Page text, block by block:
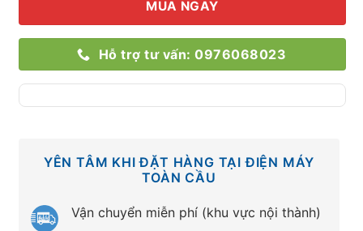
MUA NGAY
Hỗ trợ tư vấn: 0976068023
YÊN TÂM KHI ĐẶT HÀNG TẠI ĐIỆN MÁY
TOÀN CẦU
Vận chuyển miễn phí (khu vực nội thành)